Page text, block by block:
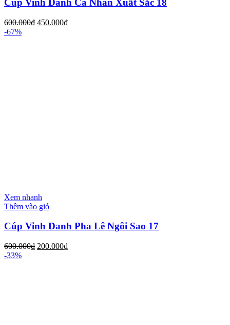
Cúp Vinh Danh Cá Nhân Xuất Sắc 18
600.000₫ 450.000₫
-67%
Xem nhanh
Thêm vào giỏ
Cúp Vinh Danh Pha Lê Ngôi Sao 17
600.000₫ 200.000₫
-33%